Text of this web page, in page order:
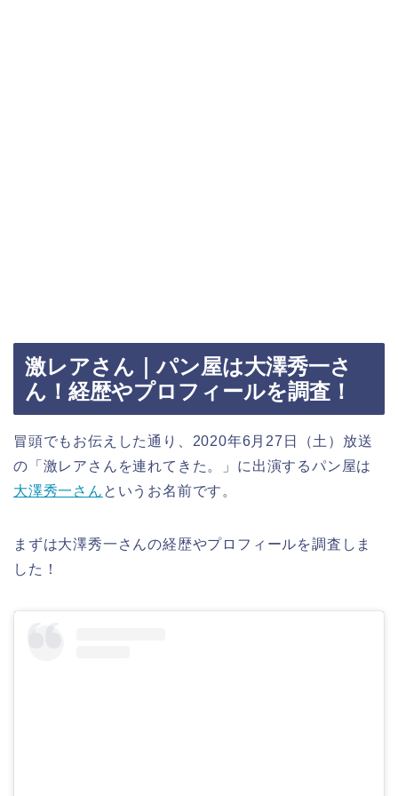
激レアさん｜パン屋は大澤秀一さ
ん！経歴やプロフィールを調査！
冒頭でもお伝えした通り、2020年6月27日（土）放送
の「激レアさんを連れてきた。」に出演するパン屋は
大澤秀一さん というお名前です。
まずは大澤秀一さんの経歴やプロフィールを調査しま
した！